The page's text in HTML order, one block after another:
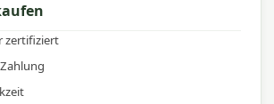
zertifiziert